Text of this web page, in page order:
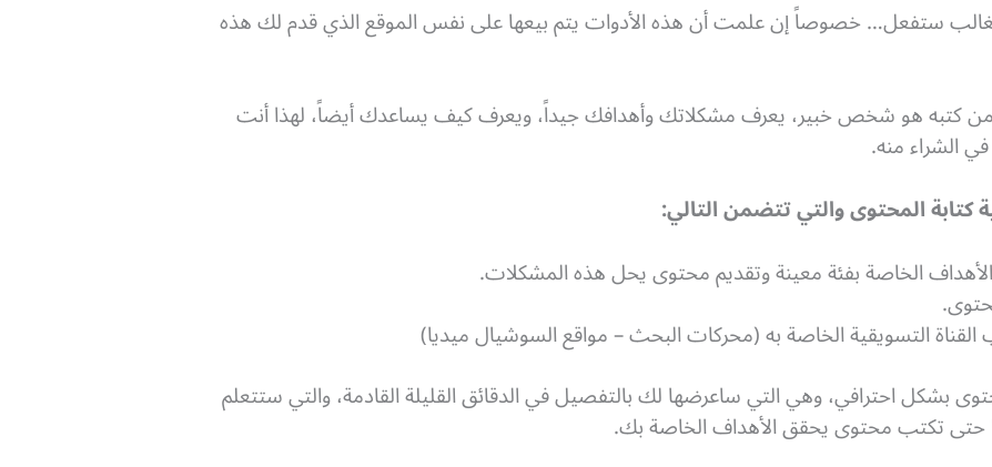
ستفعل… خصوصاً إن علمت أن هذه الأدوات يتم بيعها على نفس الموقع الذي قدم لك هذه
كتبه هو شخص خبير، يعرف مشكلاتك وأهدافك جيداً، ويعرف كيف يساعدك أيضاً، لهذا أنت
الشراء منه.
المحتوى والتي تتضمن التالي:
الخاصة بفئة معينة وتقديم محتوى يحل هذه المشكلات.
التسويقية الخاصة به (محركات البحث – مواقع السوشيال ميديا)
بشكل احترافي، وهي التي ساعرضها لك بالتفصيل في الدقائق القليلة القادمة، والتي ستتعلم
حتى تكتب محتوى يحقق الأهداف الخاصة بك.